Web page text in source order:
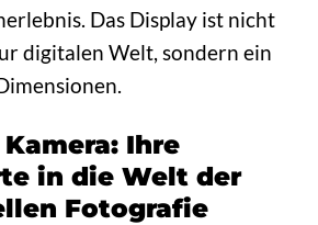
Das Display ist nicht
digitalen Welt, sondern ein
Ihre
in die Welt der
Fotografie